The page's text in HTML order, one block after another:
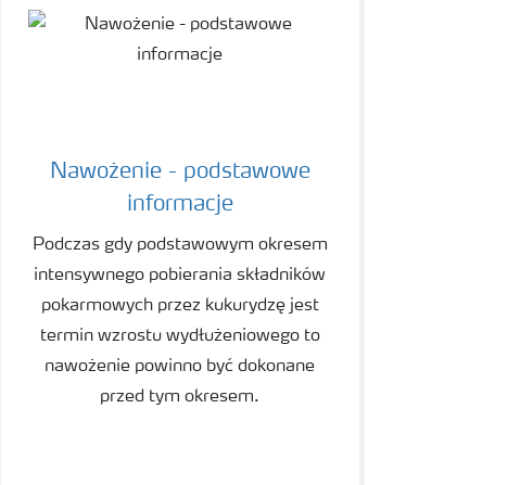
Nawożenie - podstawowe
informacje
Podczas gdy podstawowym okresem
intensywnego pobierania składników
pokarmowych przez kukurydzę jest
termin wzrostu wydłużeniowego to
nawożenie powinno być dokonane
przed tym okresem.